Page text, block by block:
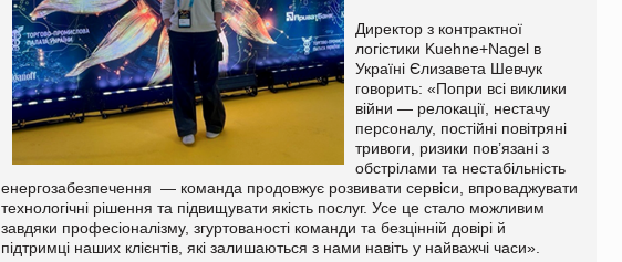
Директор з контрактної
логістики Kuehne+Nagel в
Україні Єлизавета Шевчук
говорить: «Попри всі виклики
війни — релокації, нестачу
персоналу, постійні повітряні
тривоги, ризики пов’язані з
обстрілами та нестабільність
енергозабезпечення — команда продовжує розвивати сервіси, впроваджувати
технологічні рішення та підвищувати якість послуг. Усе це стало можливим
завдяки професіоналізму, згуртованості команди та безцінній довірі й
підтримці наших клієнтів, які залишаються з нами навіть у найважчі часи».